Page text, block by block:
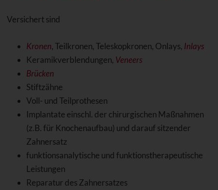
Versichert sind
Kronen, Teilkronen, Teleskopkronen, Onlays, Inlays
Keramikverblendungen, Veneers
Brücken
Stiftzähne
Voll- und Teilprothesen
Implantate einschl. der chirurgischen Maßnahmen
(z.B. für Knochenaufbau) und darauf sitzender
Zahnersatz
funktionsanalytische und funktionstherapeutische
Leistungen
Reparatur des Zahnersatzes